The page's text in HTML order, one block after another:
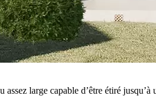
large capable d’être étiré